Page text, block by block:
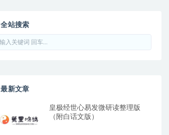
全站搜索
最新文章
皇极经世心易发微研读整理版
（附白话文版）